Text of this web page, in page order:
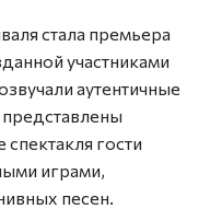
стала премьера
участниками
аутентичные
гости
играми,
песен.